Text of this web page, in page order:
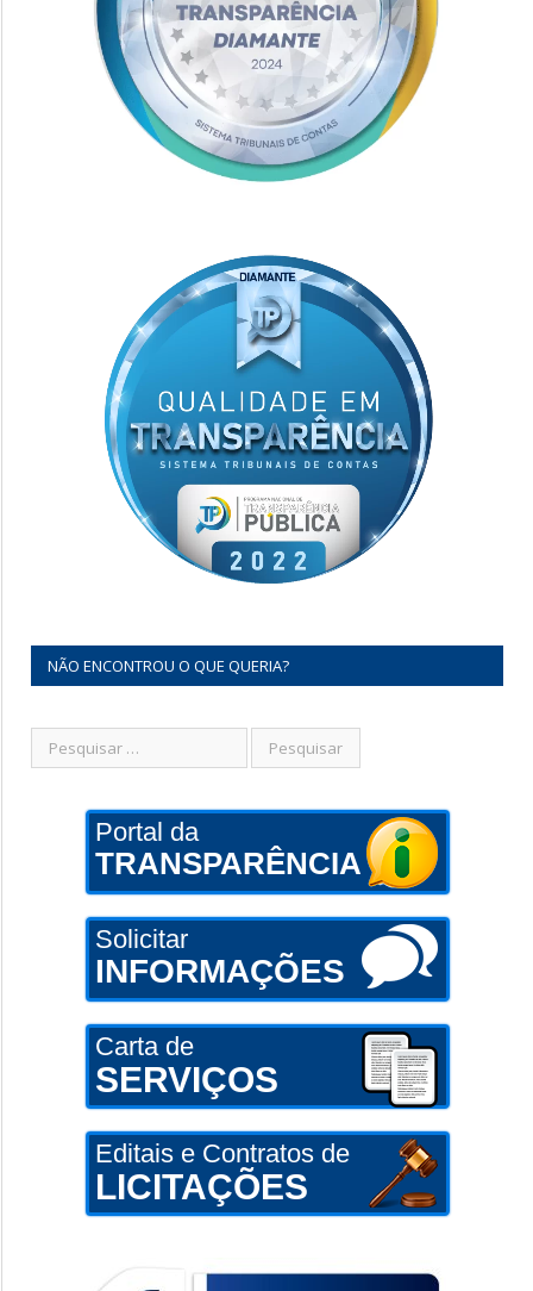
NÃO ENCONTROU O QUE QUERIA?
Portal da
TRANSPARÊNCIA
Solicitar
INFORMAÇÕES
Carta de
SERVIÇOS
Editais e Contratos de
LICITAÇÕES